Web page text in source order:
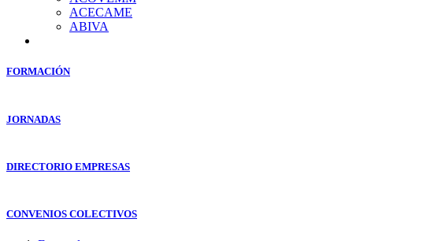
ACECAME
ABIVA
FORMACIÓN
JORNADAS
DIRECTORIO EMPRESAS
CONVENIOS COLECTIVOS